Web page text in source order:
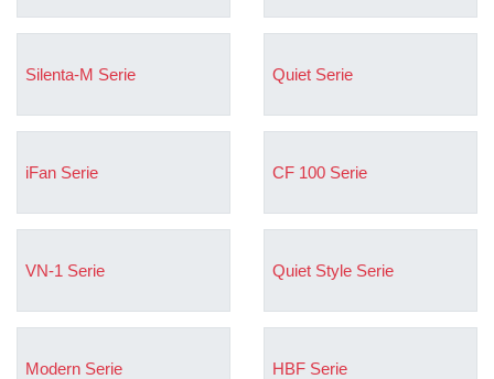
Silenta-M Serie Quiet Serie
iFan Serie CF 100 Serie
VN-1 Serie Quiet Style Serie
Modern Serie HBF Serie